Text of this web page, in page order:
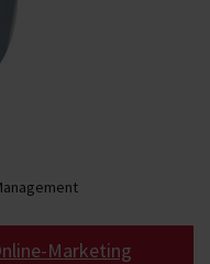
Marketing